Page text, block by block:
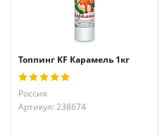
Топпинг KF Карамель 1кг
Россия
Артикул: 238674